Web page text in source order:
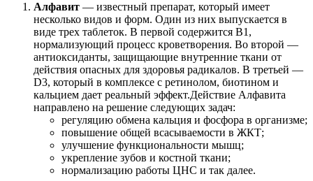
Алфавит — известный препарат, который имеет
несколько видов и форм. Один из них выпускается в
виде трех таблеток. В первой содержится В1,
нормализующий процесс кроветворения. Во второй —
антиоксиданты, защищающие внутренние ткани от
действия опасных для здоровья радикалов. В третьей —
D3, который в комплексе с ретинолом, биотином и
кальцием дает реальный эффект.Действие Алфавита
направлено на решение следующих задач:
регуляцию обмена кальция и фосфора в организме;
повышение общей всасываемости в ЖКТ;
улучшение функциональности мышц;
укрепление зубов и костной ткани;
нормализацию работы ЦНС и так далее.